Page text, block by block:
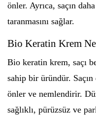
önler. Ayrıca, saçın
taranmasını sağlar.
Bio Keratin Krem
Bio keratin krem, saçı
sahip bir üründür. Saçın
önler ve nemlendirir.
sağlıklı, pürüzsüz ve